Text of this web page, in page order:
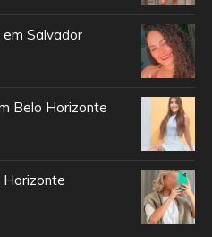
Salvador
Belo Horizonte
Horizonte